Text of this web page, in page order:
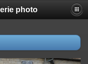
photo